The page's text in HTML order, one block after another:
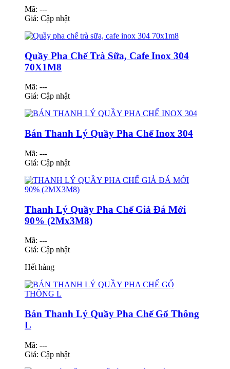
Mã: ---
Giá: Cập nhật
Quầy Pha Chế Trà Sữa, Cafe Inox 304
70X1M8
Mã: ---
Giá: Cập nhật
Bán Thanh Lý Quầy Pha Chế Inox 304
Mã: ---
Giá: Cập nhật
Thanh Lý Quầy Pha Chế Giả Đá Mới
90% (2Mx3M8)
Mã: ---
Giá: Cập nhật
Hết hàng
Bán Thanh Lý Quầy Pha Chế Gổ Thông
L
Mã: ---
Giá: Cập nhật